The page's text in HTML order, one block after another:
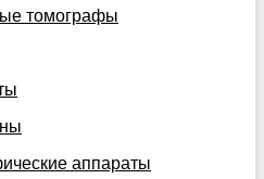
томографы
аппараты